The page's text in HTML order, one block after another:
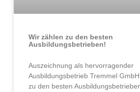
Wir zählen zu den besten
Ausbildungsbetrieben!
Auszeichnung als hervorragender
Ausbildungsbetrieb Tremmel
zu den besten